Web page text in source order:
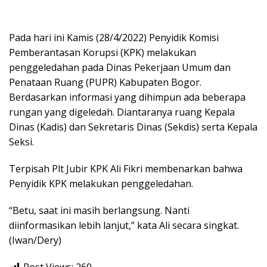
Pada hari ini Kamis (28/4/2022) Penyidik Komisi
Pemberantasan Korupsi (KPK) melakukan
penggeledahan pada Dinas Pekerjaan Umum dan
Penataan Ruang (PUPR) Kabupaten Bogor.
Berdasarkan informasi yang dihimpun ada beberapa
rungan yang digeledah. Diantaranya ruang Kepala
Dinas (Kadis) dan Sekretaris Dinas (Sekdis) serta Kepala
Seksi.
Terpisah Plt Jubir KPK Ali Fikri membenarkan bahwa
Penyidik KPK melakukan penggeledahan.
“Betu, saat ini masih berlangsung. Nanti
diinformasikan lebih lanjut,” kata Ali secara singkat.
(Iwan/Dery)